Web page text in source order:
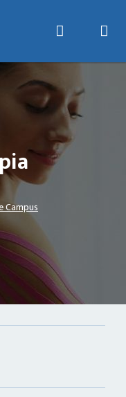
Campus